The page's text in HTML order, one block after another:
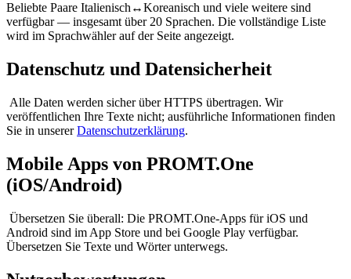
Beliebte Paare Italienisch↔Koreanisch und viele weitere sind
verfügbar — insgesamt über 20 Sprachen. Die vollständige Liste
wird im Sprachwähler auf der Seite angezeigt.
Datenschutz und Datensicherheit
Alle Daten werden sicher über HTTPS übertragen. Wir
veröffentlichen Ihre Texte nicht; ausführliche Informationen finden
Sie in unsererDatenschutzerklärung.
Mobile Apps von PROMT.One
(iOS/Android)
Übersetzen Sie überall: Die PROMT.One-Apps für iOS und
Android sind im App Store und bei Google Play verfügbar.
Übersetzen Sie Texte und Wörter unterwegs.